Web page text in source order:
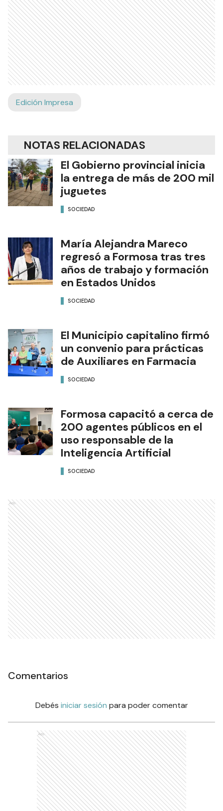
Edición Impresa
NOTAS RELACIONADAS
El Gobierno provincial inicia
la entrega de más de 200 mil
juguetes
SOCIEDAD
María Alejandra Mareco
regresó a Formosa tras tres
años de trabajo y formación
en Estados Unidos
SOCIEDAD
El Municipio capitalino firmó
un convenio para prácticas
de Auxiliares en Farmacia
SOCIEDAD
Formosa capacitó a cerca de
200 agentes públicos en el
uso responsable de la
Inteligencia Artificial
SOCIEDAD
Ads
Comentarios
Debés iniciar sesión para poder comentar
Ads